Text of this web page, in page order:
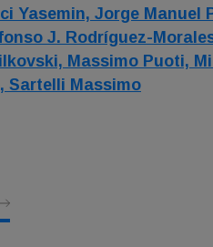
Yasemin, Jorge Manuel
J. Rodríguez-
Massimo Puoti,
Sartelli Massimo